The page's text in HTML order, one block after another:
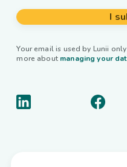
I
Your email is used by Lunii
more about managing your